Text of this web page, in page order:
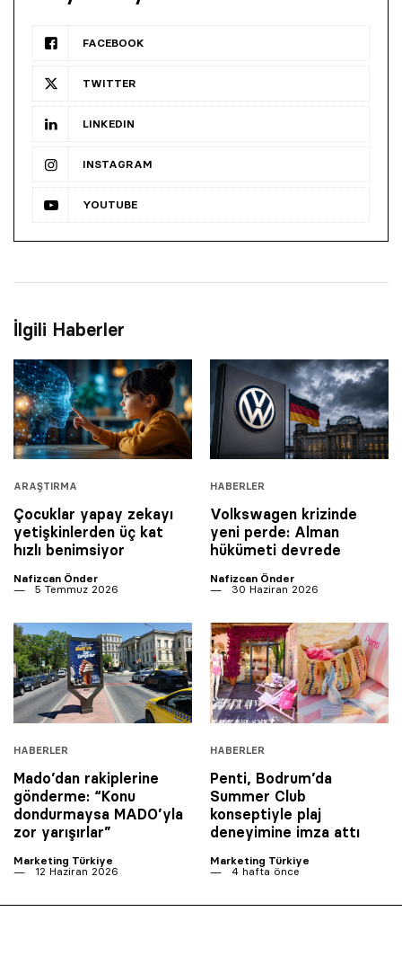
FACEBOOK
TWITTER
LINKEDIN
INSTAGRAM
YOUTUBE
İlgili Haberler
ARAŞTIRMA
Çocuklar yapay zekayı
yetişkinlerden üç kat
hızlı benimsiyor
Nafizcan Önder
5 Temmuz 2026
HABERLER
Volkswagen krizinde
yeni perde: Alman
hükümeti devrede
Nafizcan Önder
30 Haziran 2026
HABERLER
Mado’dan rakiplerine
gönderme: “Konu
dondurmaysa MADO’yla
zor yarışırlar”
Marketing Türkiye
12 Haziran 2026
HABERLER
Penti, Bodrum’da
Summer Club
konseptiyle plaj
deneyimine imza attı
Marketing Türkiye
4 hafta önce